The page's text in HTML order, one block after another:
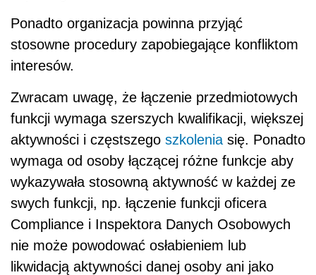
Ponadto organizacja powinna przyjąć
stosowne procedury zapobiegające konfliktom
interesów.
Zwracam uwagę, że łączenie przedmiotowych
funkcji wymaga szerszych kwalifikacji, większej
aktywności i częstszego szkolenia się. Ponadto
wymaga od osoby łączącej różne funkcje aby
wykazywała stosowną aktywność w każdej ze
swych funkcji, np. łączenie funkcji oficera
Compliance i Inspektora Danych Osobowych
nie może powodować osłabieniem lub
likwidacją aktywności danej osoby ani jako